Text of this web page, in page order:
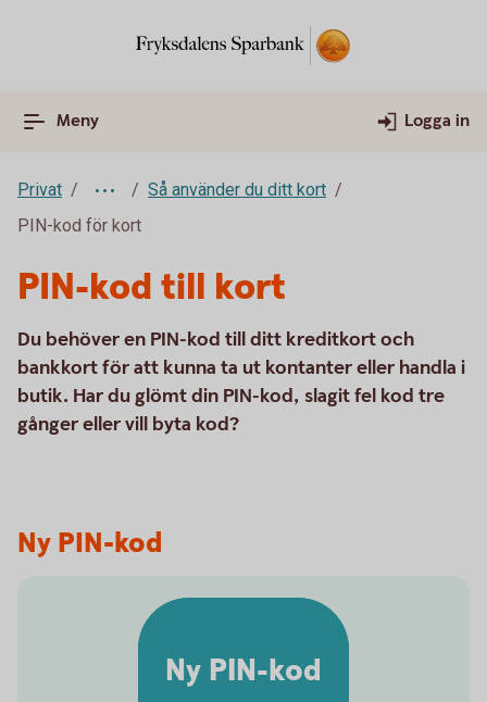
Meny Logga in
Privat
Så använder du ditt kort
PIN-kod för kort
PIN-kod till kort
Du behöver en PIN-kod till ditt kreditkort och
bankkort för att kunna ta ut kontanter eller handla i
butik. Har du glömt din PIN-kod, slagit fel kod tre
gånger eller vill byta kod?
Ny PIN-kod
Ny PIN-kod